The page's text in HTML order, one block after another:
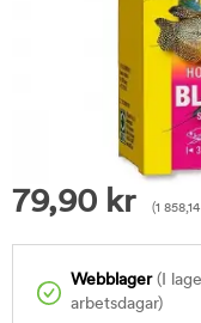
79,90 kr (1 858,14
Webblager(I
arbetsdagar)